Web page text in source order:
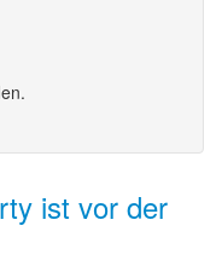
ist vor der